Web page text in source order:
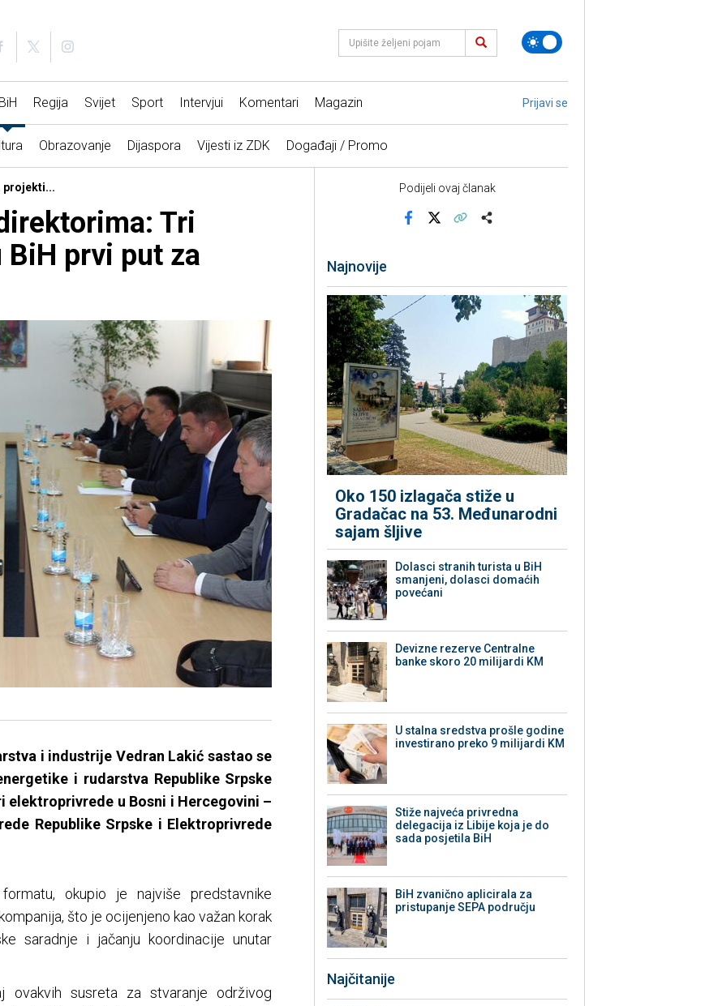
BiH Regija Svijet Sport Intervjui Komentari Magazin Prijavi se
Obrazovanje Dijaspora Vijesti iz ZDK Događaji / Promo
projekti...
Tri
prvi put za
i industrije Vedran Lakić sastao se
i rudarstva Republike Srpske
u Bosni i Hercegovini –
Republike Srpske i Elektroprivrede
okupio je najviše predstavnike
što je ocijenjeno kao važan korak
saradnje i jačanju koordinacije unutar
ovakvih susreta za stvaranje održivog
Podijeli ovaj članak
Najnovije
Oko 150 izlagača stiže u
Gradačac na 53. Međunarodni
sajam šljive
Dolasci stranih turista u BiH
smanjeni, dolasci domaćih
povećani
Devizne rezerve Centralne
banke skoro 20 milijardi KM
U stalna sredstva prošle godine
investirano preko 9 milijardi KM
Stiže najveća privredna
delegacija iz Libije koja je do
sada posjetila BiH
BiH zvanično aplicirala za
pristupanje SEPA području
Najčitanije